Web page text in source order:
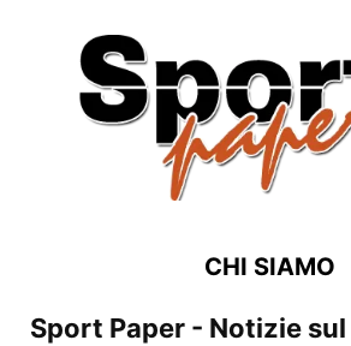
CHI SIAMO
Sport Paper - Notizie